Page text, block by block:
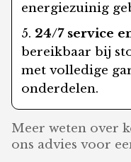
energiezuinig
24/7 service
bereikbaar bij
met volledige
onderdelen.
Meer weten over
ons advies voor